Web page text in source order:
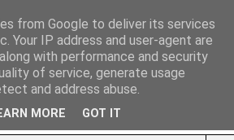
from Google to deliver its services
Your IP address and user-agent are
with performance and security
of service, generate usage
and address abuse.
MORE GOT IT